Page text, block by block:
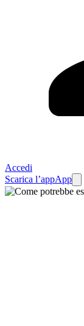
Accedi
Scarica l’appApp